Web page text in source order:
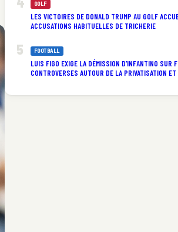
GOLF
LES VICTOIRES DE DONALD TRUMP AU GOLF
ACCUSATIONS HABITUELLES DE TRICHERIE
FOOTBALL
LUIS FIGO EXIGE LA DÉMISSION D’INFANTINO SUR
CONTROVERSES AUTOUR DE LA PRIVATISATION